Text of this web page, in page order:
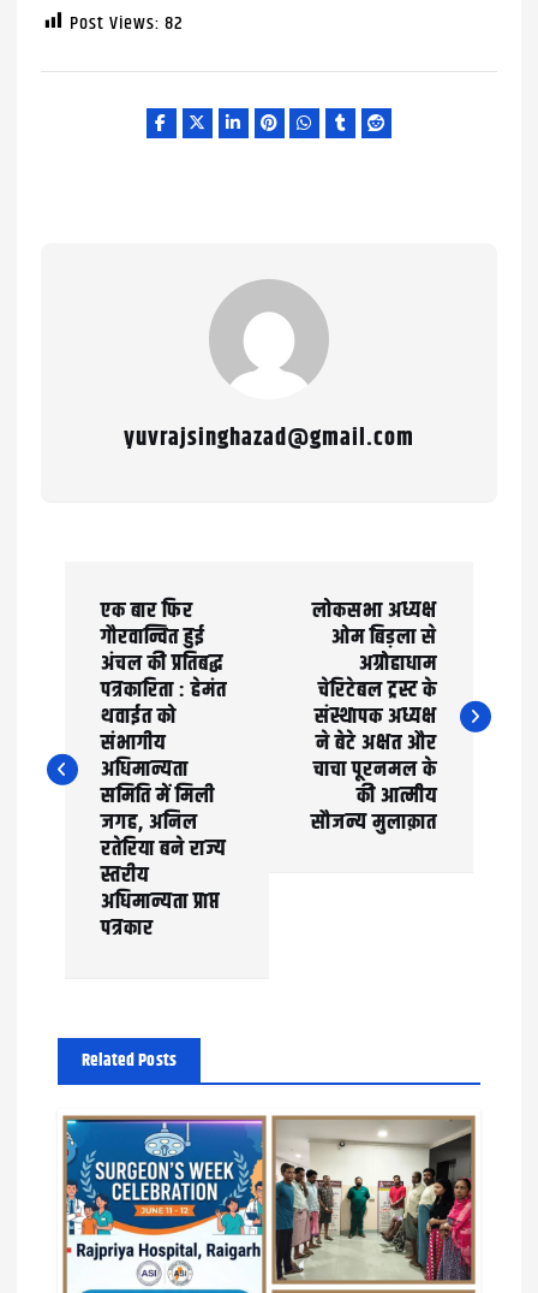
Post Views: 82
yuvrajsinghazad@gmail.com
n
एक बार फिर
गौरवान्वित हुई
अंचल की प्रतिबद्ध
पत्रकारिता : हेमंत
थवाईत को
संभागीय
अधिमान्यता
समिति में मिली
जगह, अनिल
रतेरिया बने राज्य
स्तरीय
अधिमान्यता प्राप्त
पत्रकार
लोकसभा अध्यक्ष
ओम बिड़ला से
अग्रोहाधाम
चेरिटेबल ट्रस्ट के
संस्थापक अध्यक्ष
ने बेटे अक्षत और
चाचा पूरनमल के
की आत्मीय
सौजन्य मुलाक़ात
Related Posts